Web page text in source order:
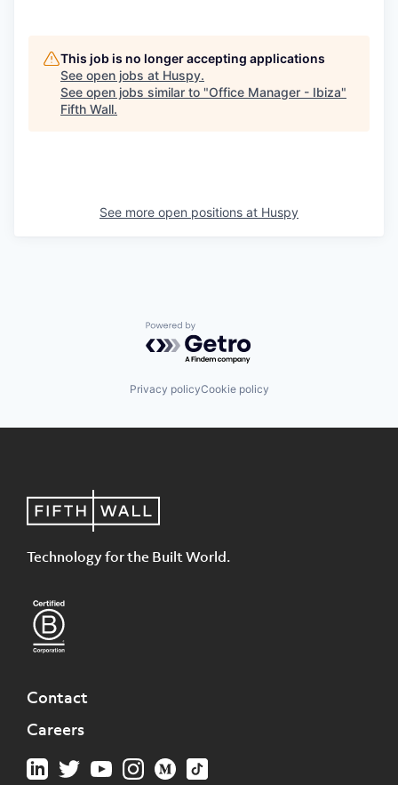
This job is no longer accepting applications
See open jobs at Huspy.
See open jobs similar to "Office Manager - Ibiza"
Fifth Wall.
See more open positions at Huspy
Powered by Getro.com
Privacy policyCookie policy
Technology for the Built World.
Contact
Careers